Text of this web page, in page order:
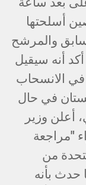
أسلحتها
والمرشح
أكد أنه سيقيل
في الانسحاب
في حال
أعلن وزير
"مراجعة
من
واصفا ما حدث بأنه